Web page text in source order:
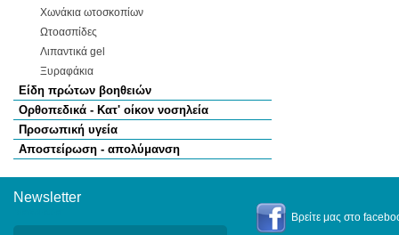
Χωνάκια ωτοσκοπίων
Ωτοασπίδες
Λιπαντικά gel
Ξυραφάκια
Είδη πρώτων βοηθειών
Ορθοπεδικά - Κατ' οίκον νοσηλεία
Προσωπική υγεία
Αποστείρωση - απολύμανση
Newsletter
Βρείτε μας στο